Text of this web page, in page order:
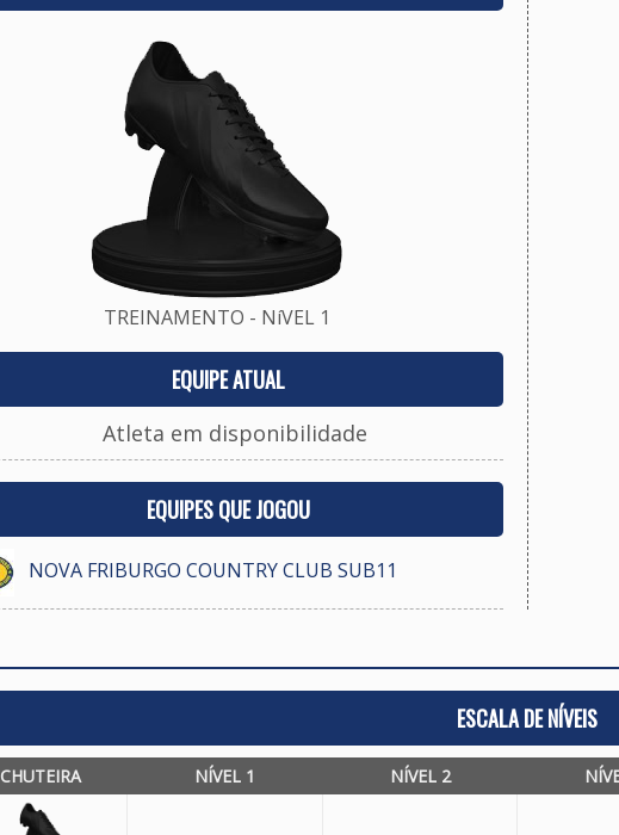
TREINAMENTO - NíVEL 1
EQUIPE ATUAL
Atleta em disponibilidade
EQUIPES QUE JOGOU
NOVA FRIBURGO COUNTRY CLUB SUB11
ESCALA DE NÍVEIS
CHUTEIRA NÍVEL 1 NÍVEL 2